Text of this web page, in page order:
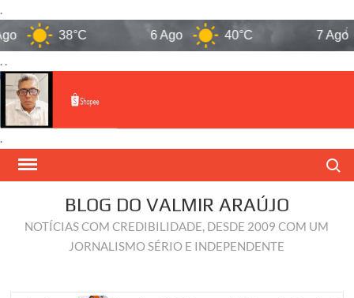
.
38°C 40°C
. .
.
Skip
BLOG DO VALMIR ARAÚJO
NOTÍCIAS COM CREDIBILIDADE, DESDE 2009 COM UM
JORNALISMO SÉRIO E INDEPENDENTE